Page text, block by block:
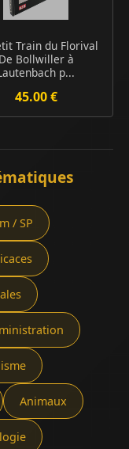
Train du Florival
De Bollwiller à
p...
45.00 €
/ SP
Animaux